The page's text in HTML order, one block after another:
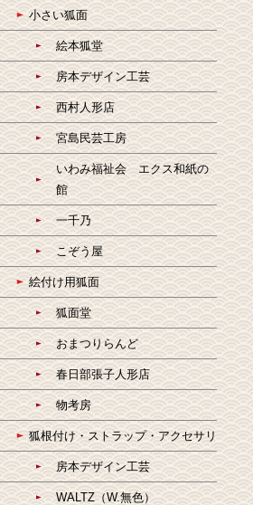
小さい狐面
絵本狐堂
房本デザイン工芸
西村人形店
宮島民芸工房
いわみ福祉会 エクス和紙の
館
一千乃
こぞう屋
絵付け用狐面
狐面堂
おまつりらんど
春日部張子人形店
物考房
狐根付け・ストラップ・アクセサリ
房本デザイン工芸
WALTZ（W.無色）